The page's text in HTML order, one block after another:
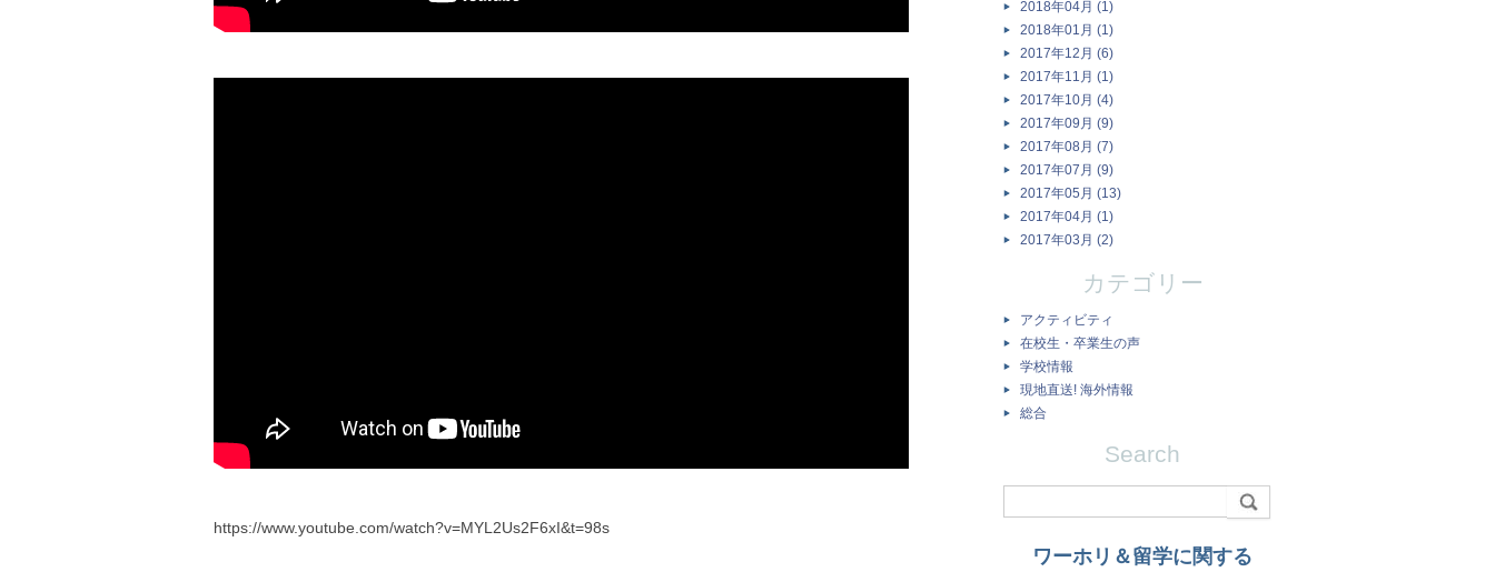
https://www.youtube.com/watch?v=MYL2Us2F6xI&t=98s
2018年04月 (1)
2018年01月 (1)
2017年12月 (6)
2017年11月 (1)
2017年10月 (4)
2017年09月 (9)
2017年08月 (7)
2017年07月 (9)
2017年05月 (13)
2017年04月 (1)
2017年03月 (2)
カテゴリー
アクティビティ
在校生・卒業生の声
学校情報
現地直送! 海外情報
総合
Search
ワーホリ＆留学に関する